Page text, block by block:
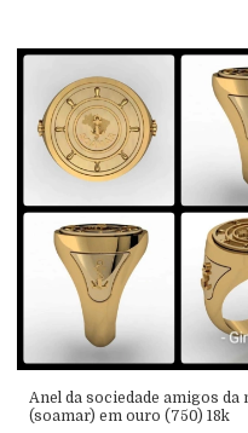
Anel da sociedade amigos da marinha
(soamar) em ouro (750) 18k